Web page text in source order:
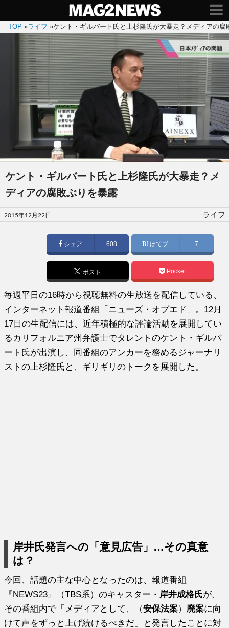
TOP »ライフ »ケント・ギルバート氏と上杉隆氏が大暴走？メディアの腐
ケント・ギルバート氏と上杉隆氏が大暴走？メ
ディアの腐敗ぶりを暴露
投
稿
2015年12月22日 ライフ
シェア 608 はてブ 7
ポスト Pocket
毎週平日の16時から視聴無料の生放送を配信している、
インターネット報道番組「ニューズ・オプエド」。12月
17日の生配信には、近年積極的な評論活動を展開してい
るカリフォルニア州弁護士でタレントのケント・ギルバ
ート氏が出演し、同番組のアンカーを務めるジャーナリ
ストの上杉隆氏と、ギリギリのトークを展開した。
岸井氏発言への「意見広告」…その真意
は？
今回、話題の主な中心となったのは、報道番組
『NEWS23』（TBS系）のキャスター・ 岸井成格氏が、
その番組内で「メディアとして、（安保法案） 廃案に向
けて声をずっと上げ続けるべきだ」と発言したことに対